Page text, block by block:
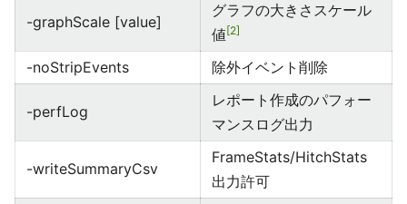
-graphScale [value]
グラフの大きさスケール
値 2
-noStripEvents 除外イベント削除
-perfLog
レポート作成のパフォー
マンスログ出力
-writeSummaryCsv
FrameStats/HitchStats
出力許可